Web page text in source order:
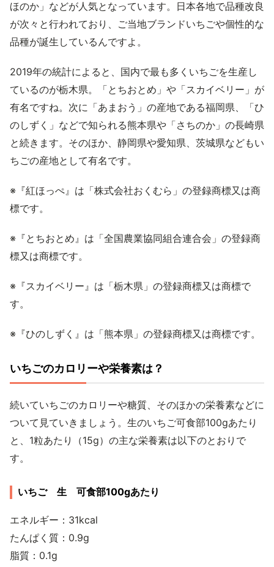
ほのか」などが人気となっています。日本各地で品種改良
が次々と行われており、ご当地ブランドいちごや個性的な
品種が誕生しているんですよ。
2019年の統計によると、国内で最も多くいちごを生産し
ているのが栃木県。「とちおとめ」や「スカイベリー」が
有名ですね。次に「あまおう」の産地である福岡県、「ひ
のしずく」などで知られる熊本県や「さちのか」の長崎県
と続きます。そのほか、静岡県や愛知県、茨城県などもい
ちごの産地として有名です。
※『紅ほっぺ』は「株式会社おくむら」の登録商標又は商
標です。
※『とちおとめ』は「全国農業協同組合連合会」の登録商
標又は商標です。
※『スカイベリー』は「栃木県」の登録商標又は商標で
す。
※『ひのしずく』は「熊本県」の登録商標又は商標です。
いちごのカロリーや栄養素は？
続いていちごのカロリーや糖質、そのほかの栄養素などに
ついて見ていきましょう。生のいちご可食部100gあたり
と、1粒あたり（15g）の主な栄養素は以下のとおりで
す。
いちご 生 可食部100gあたり
エネルギー：31kcal
たんぱく質：0.9g
脂質：0.1g